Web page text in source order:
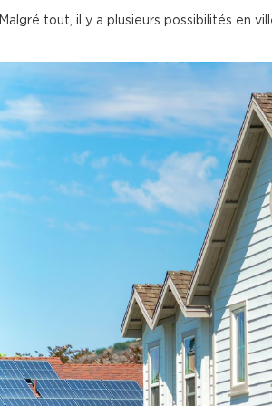
Malgré tout, il y a plusieurs possibilités en